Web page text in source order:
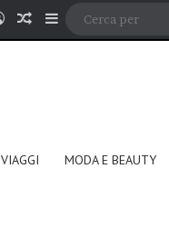
AccediUn articolo a caso
Barra laterale
VIAGGI MODA E BEAUTY